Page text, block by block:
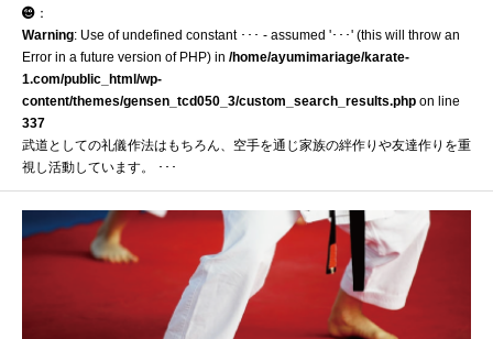
：
Warning: Use of undefined constant ･･･ - assumed '･･･' (this will throw an
Error in a future version of PHP) in /home/ayumimariage/karate-
1.com/public_html/wp-
content/themes/gensen_tcd050_3/custom_search_results.php on line
337
武道としての礼儀作法はもちろん、空手を通じ家族の絆作りや友達作りを重
視し活動しています。 ･･･